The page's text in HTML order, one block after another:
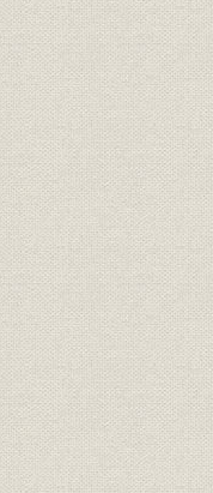
の製造
多摩工場新設
博
下鉄 水谷当起